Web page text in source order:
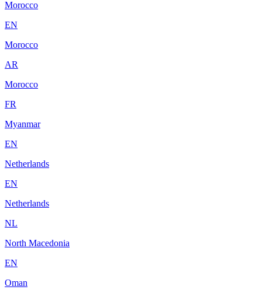
Morocco
EN
Morocco
AR
Morocco
FR
Myanmar
EN
Netherlands
EN
Netherlands
NL
North Macedonia
EN
Oman